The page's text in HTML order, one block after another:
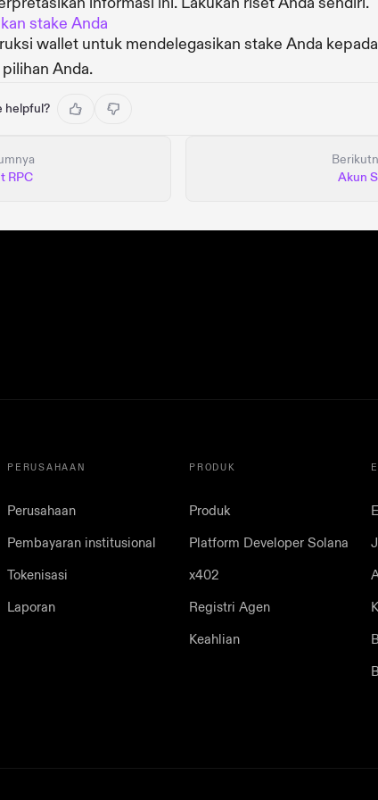
stake Anda
wallet untuk mendelegasikan stake Anda kepada
Anda.
helpful?
RPC
Akun
PERUSAHAAN
Perusahaan
Pembayaran institusional
Tokenisasi
Laporan
PRODUK
Produk
Platform Developer Solana
x402
Registri Agen
Keahlian